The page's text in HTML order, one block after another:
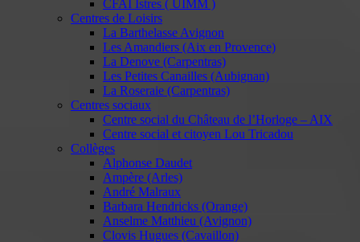
CFAI Istres ( UIMM )
Centres de Loisirs
La Barthelasse Avignon
Les Amandiers (Aix en Provence)
La Denove (Carpentras)
Les Petites Canailles (Aubignan)
La Roseraie (Carpentras)
Centres sociaux
Centre social du Château de l’Horloge – AIX
Centre social et citoyen Lou Tricadou
Collèges
Alphonse Daudet
Ampère (Arles)
André Malraux
Barbara Hendricks (Orange)
Anselme Matthieu (Avignon)
Clovis Hugues (Cavaillon)